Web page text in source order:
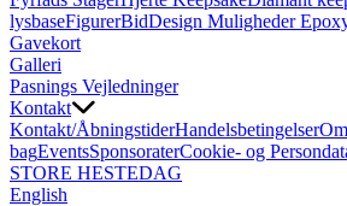
lysbaseFigurerBidDesign Muligheder
Gavekort
Galleri
Pasnings Vejledninger
Kontakt
Kontakt/ÅbningstiderHandelsbetingelser
bagEventsSponsoraterCookie- og
STORE HESTEDAG
English